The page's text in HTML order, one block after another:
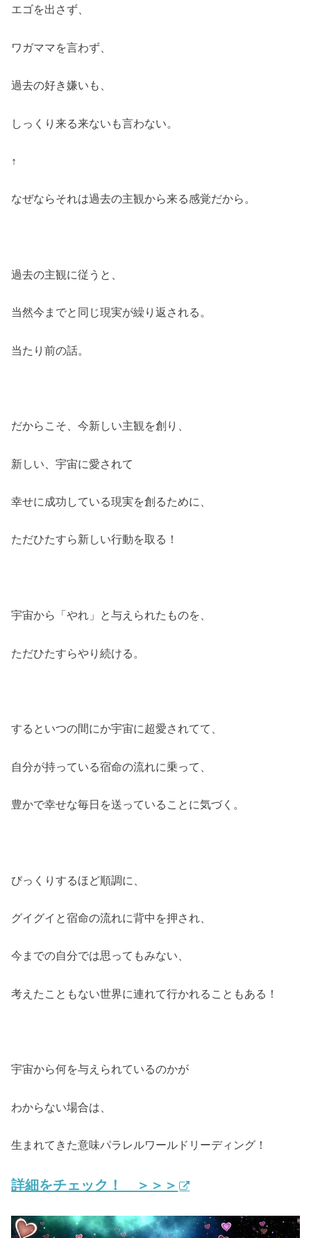
エゴを出さず、
ワガママを言わず、
過去の好き嫌いも、
しっくり来る来ないも言わない。
↑
なぜならそれは過去の主観から来る感覚だから。
過去の主観に従うと、
当然今までと同じ現実が繰り返される。
当たり前の話。
だからこそ、今新しい主観を創り、
新しい、宇宙に愛されて
幸せに成功している現実を創るために、
ただひたすら新しい行動を取る！
宇宙から「やれ」と与えられたものを、
ただひたすらやり続ける。
するといつの間にか宇宙に超愛されてて、
自分が持っている宿命の流れに乗って、
豊かで幸せな毎日を送っていることに気づく。
びっくりするほど順調に、
グイグイと宿命の流れに背中を押され、
今までの自分では思ってもみない、
考えたこともない世界に連れて行かれることもある！
宇宙から何を与えられているのかが
わからない場合は、
生まれてきた意味パラレルワールドリーディング！
詳細をチェック！ ＞＞＞